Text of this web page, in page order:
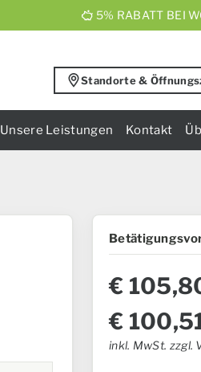
5% RABATT BEI
Standorte &
Unsere Leistungen Kontakt
€
€
inkl. MwSt. zzgl.